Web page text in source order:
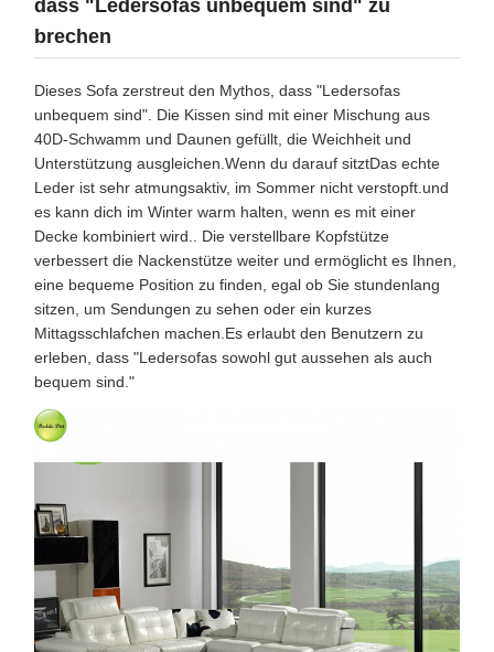
dass "Ledersofas unbequem sind" zu
brechen
Dieses Sofa zerstreut den Mythos, dass "Ledersofas
unbequem sind". Die Kissen sind mit einer Mischung aus
40D-Schwamm und Daunen gefüllt, die Weichheit und
Unterstützung ausgleichen.Wenn du darauf sitztDas echte
Leder ist sehr atmungsaktiv, im Sommer nicht verstopft.und
es kann dich im Winter warm halten, wenn es mit einer
Decke kombiniert wird.. Die verstellbare Kopfstütze
verbessert die Nackenstütze weiter und ermöglicht es Ihnen,
eine bequeme Position zu finden, egal ob Sie stundenlang
sitzen, um Sendungen zu sehen oder ein kurzes
Mittagsschlafchen machen.Es erlaubt den Benutzern zu
erleben, dass "Ledersofas sowohl gut aussehen als auch
bequem sind."